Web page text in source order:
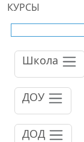
КУРСЫ
Школа
ДОУ
ДОД